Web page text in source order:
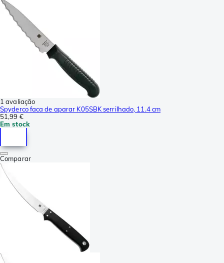
1 avaliação
Spyderco faca de aparar K05SBK serrilhado, 11.4 cm
51,99 €
Em stock
Comparar